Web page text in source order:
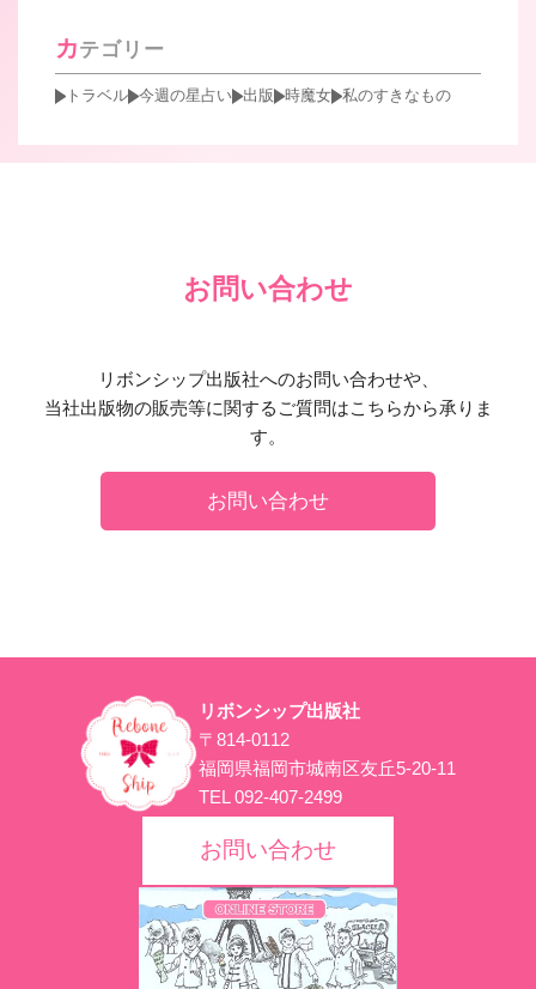
カテゴリー
トラベル 今週の星占い 出版 時魔女 私のすきなもの
お問い合わせ
リボンシップ出版社へのお問い合わせや、
当社出版物の販売等に関するご質問はこちらから承りま
す。
お問い合わせ
リボンシップ出版社
〒814-0112
福岡県福岡市城南区友丘5-20-11
TEL 092-407-2499
お問い合わせ